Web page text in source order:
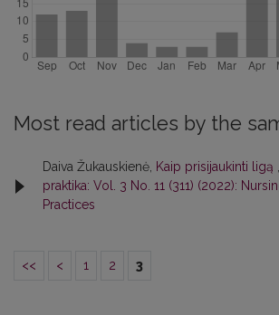
Most read articles by the
Daiva Žukauskienė, Kaip prisijaukinti ligą ,
praktika: Vol. 3 No. 11 (311) (2022):
Practices
<< < 1 2 3